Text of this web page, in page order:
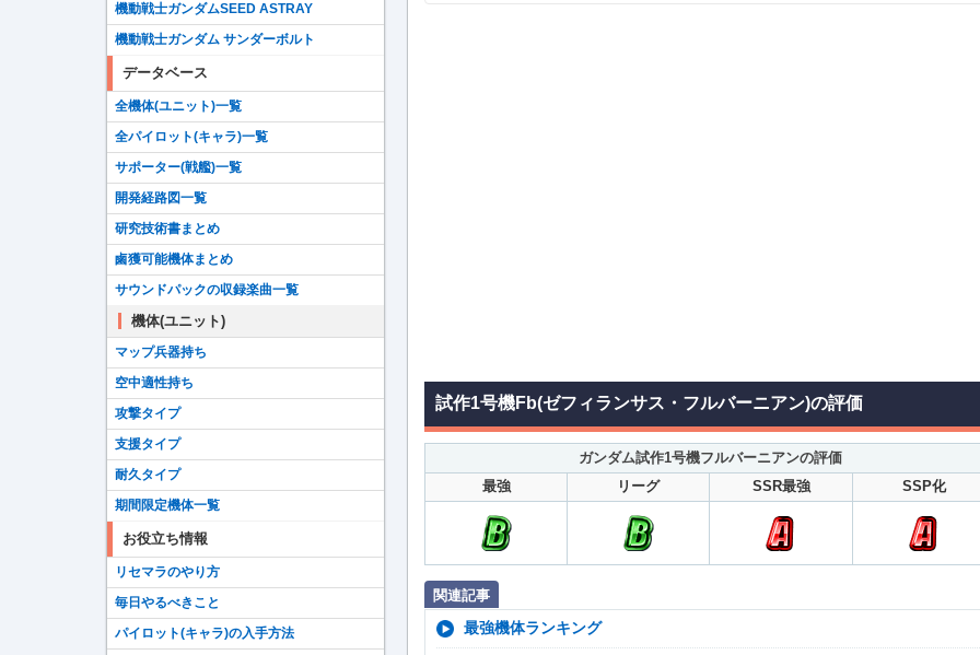
試作1号機Fb(ゼフィランサス・フルバーニアン)の評価
ガンダム試作1号機フルバーニアンの評価
最強 リーグ SSR最強 SSP化
関連記事
最強機体ランキング
機動戦士ガンダムSEED ASTRAY
機動戦士ガンダム サンダーボルト
データベース
全機体(ユニット)一覧
全パイロット(キャラ)一覧
サポーター(戦艦)一覧
開発経路図一覧
研究技術書まとめ
鹵獲可能機体まとめ
サウンドパックの収録楽曲一覧
機体(ユニット)
マップ兵器持ち
空中適性持ち
攻撃タイプ
支援タイプ
耐久タイプ
期間限定機体一覧
お役立ち情報
リセマラのやり方
毎日やるべきこと
パイロット(キャラ)の入手方法